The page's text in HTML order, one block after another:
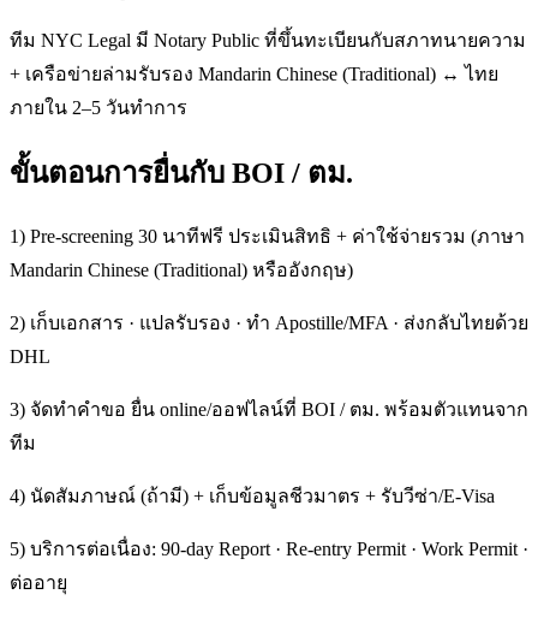
ทีม NYC Legal มี Notary Public ที่ขึ้นทะเบียนกับสภาทนายความ
+ เครือข่ายล่ามรับรอง Mandarin Chinese (Traditional) ↔ ไทย
ภายใน 2–5 วันทำการ
ขั้นตอนการยื่นกับ BOI / ตม.
1) Pre-screening 30 นาทีฟรี ประเมินสิทธิ + ค่าใช้จ่ายรวม (ภาษา
Mandarin Chinese (Traditional) หรืออังกฤษ)
2) เก็บเอกสาร · แปลรับรอง · ทำ Apostille/MFA · ส่งกลับไทยด้วย
DHL
3) จัดทำคำขอ ยื่น online/ออฟไลน์ที่ BOI / ตม. พร้อมตัวแทนจาก
ทีม
4) นัดสัมภาษณ์ (ถ้ามี) + เก็บข้อมูลชีวมาตร + รับวีซ่า/E-Visa
5) บริการต่อเนื่อง: 90-day Report · Re-entry Permit · Work Permit ·
ต่ออายุ